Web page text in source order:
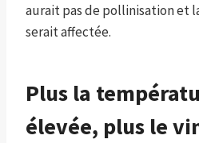
aurait pas de pollinisation et
serait affectée.
Plus la
élevée, plus le